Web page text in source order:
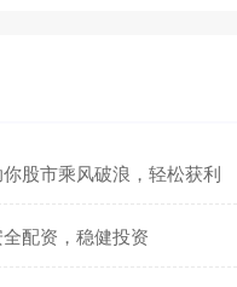
股市乘风破浪，轻松获利
配资，稳健投资